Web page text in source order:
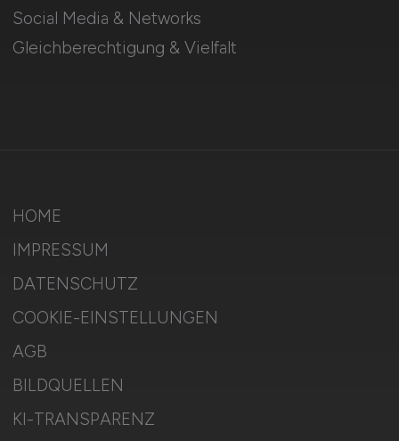
Social Media & Networks
Gleichberechtigung & Vielfalt
HOME
IMPRESSUM
DATENSCHUTZ
COOKIE-EINSTELLUNGEN
AGB
BILDQUELLEN
KI-TRANSPARENZ